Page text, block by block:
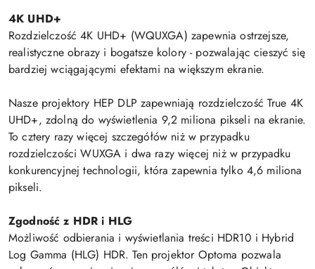
4K UHD+
Rozdzielczość 4K UHD+ (WQUXGA) zapewnia ostrzejsze,
realistyczne obrazy i bogatsze kolory - pozwalając cieszyć się
bardziej wciągającymi efektami na większym ekranie.
Nasze projektory HEP DLP zapewniają rozdzielczość True 4K
UHD+, zdolną do wyświetlenia 9,2 miliona pikseli na ekranie.
To cztery razy więcej szczegółów niż w przypadku
rozdzielczości WUXGA i dwa razy więcej niż w przypadku
konkurencyjnej technologii, która zapewnia tylko 4,6 miliona
pikseli.
Zgodność z HDR i HLG
Możliwość odbierania i wyświetlania treści HDR10 i Hybrid
Log Gamma (HLG) HDR. Ten projektor Optoma pozwala